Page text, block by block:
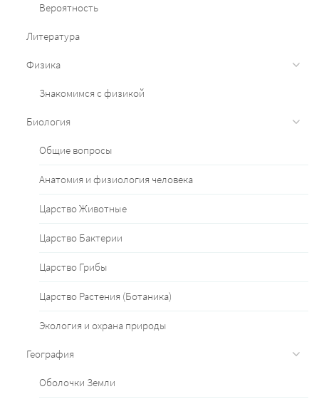
Вероятность
Литература
Физика
Знакомимся с физикой
Биология
Общие вопросы
Анатомия и физиология человека
Царство Животные
Царство Бактерии
Царство Грибы
Царство Растения (Ботаника)
Экология и охрана природы
География
Оболочки Земли